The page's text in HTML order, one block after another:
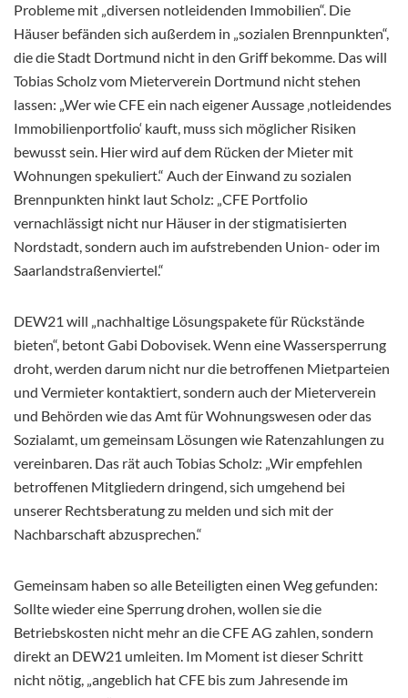
Probleme mit „diversen notleidenden Immobilien“. Die
Häuser befänden sich außerdem in „sozialen Brennpunkten“,
die die Stadt Dortmund nicht in den Griff bekomme. Das will
Tobias Scholz vom Mieterverein Dortmund nicht stehen
lassen: „Wer wie CFE ein nach eigener Aussage ‚notleidendes
Immobilienportfolio‘ kauft, muss sich möglicher Risiken
bewusst sein. Hier wird auf dem Rücken der Mieter mit
Wohnungen spekuliert.“ Auch der Einwand zu sozialen
Brennpunkten hinkt laut Scholz: „CFE Portfolio
vernachlässigt nicht nur Häuser in der stigmatisierten
Nordstadt, sondern auch im aufstrebenden Union- oder im
Saarlandstraßenviertel.“
DEW21 will „nachhaltige Lösungspakete für Rückstände
bieten“, betont Gabi Dobovisek. Wenn eine Wassersperrung
droht, werden darum nicht nur die betroffenen Mietparteien
und Vermieter kontaktiert, sondern auch der Mieterverein
und Behörden wie das Amt für Wohnungswesen oder das
Sozialamt, um gemeinsam Lösungen wie Ratenzahlungen zu
vereinbaren. Das rät auch Tobias Scholz: „Wir empfehlen
betroffenen Mitgliedern dringend, sich umgehend bei
unserer Rechtsberatung zu melden und sich mit der
Nachbarschaft abzusprechen.“
Gemeinsam haben so alle Beteiligten einen Weg gefunden:
Sollte wieder eine Sperrung drohen, wollen sie die
Betriebskosten nicht mehr an die CFE AG zahlen, sondern
direkt an DEW21 umleiten. Im Moment ist dieser Schritt
nicht nötig, „angeblich hat CFE bis zum Jahresende im